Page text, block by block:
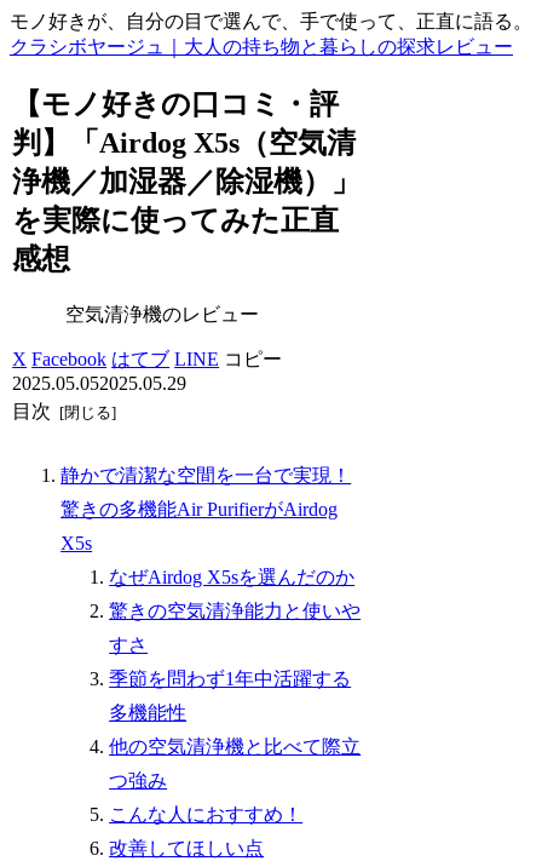
モノ好きが、自分の目で選んで、手で使って、正直に語る。
クラシボヤージュ｜大人の持ち物と暮らしの探求レビュー
【モノ好きの口コミ・評
判】「Airdog X5s（空気清
浄機／加湿器／除湿機）」
を実際に使ってみた正直
感想
空気清浄機のレビュー
X Facebook はてブ LINE コピー
2025.05.052025.05.29
目次
静かで清潔な空間を一台で実現！
驚きの多機能Air PurifierがAirdog
X5s
なぜAirdog X5sを選んだのか
驚きの空気清浄能力と使いや
すさ
季節を問わず1年中活躍する
多機能性
他の空気清浄機と比べて際立
つ強み
こんな人におすすめ！
改善してほしい点